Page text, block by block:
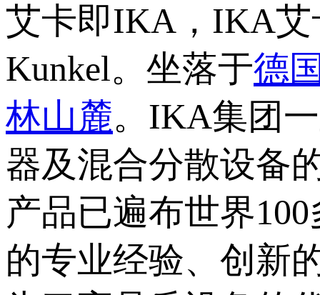
艾卡即IKA，IKA艾
Kunkel。坐落于德
林山麓。IKA集团
器及混合分散设备
产品已遍布世界
的专业经验、创新